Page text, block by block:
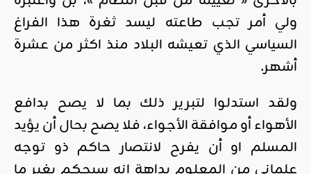
ولي أمر تجب طاعته ليسد ثغرة هذا الفراغ
السياسي الذي تعيشه البلاد منذ اكثر من عشرة
أشهر.
ولقد استدلوا لتبرير ذلك بما لا يصح بدافع
الأهواء أو موافقة الأجواء، فلا يصح بحال أن يؤيد
المسلم او أن يفرح لانتصار حاكم ذو توجه
علماني من المعلوم بداهة انه سيحكم بغير ما